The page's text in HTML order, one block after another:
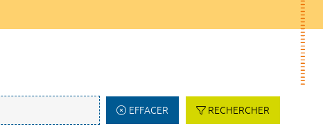
EFFACER RECHERCHER